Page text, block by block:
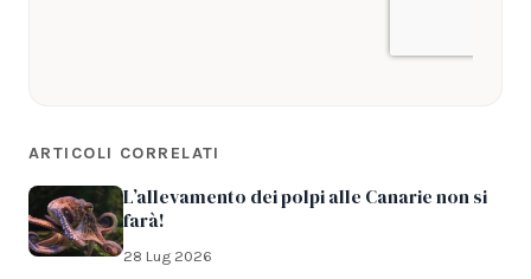
ARTICOLI CORRELATI
L’allevamento dei polpi alle Canarie non si
farà!
28 Lug 2026